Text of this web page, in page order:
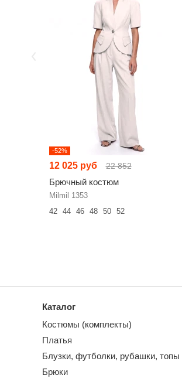
-52%
12 025 руб 22 852
Брючный костюм
Milmil 1353
42
44 46 48 50 52
Каталог
Костюмы (комплекты)
Платья
Блузки, футболки, рубашки, топы
Брюки